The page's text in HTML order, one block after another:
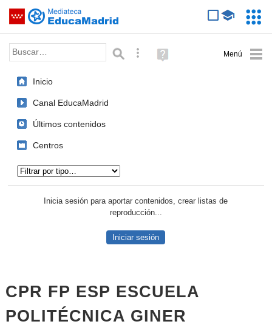
Saltar navegación
Palabra o frase: Búsqueda avanzada
Ayuda
(en
Inicio
Canal EducaMadrid
Últimos contenidos
Centros
Inicia sesión para aportar contenidos, crear listas de
reproducción...
Iniciar sesión
CPR FP ESP ESCUELA
POLITÉCNICA GINER